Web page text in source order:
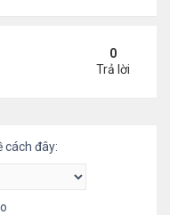
Vịnh làm nơi đầu tiên
0
Trả lời
cách đây: